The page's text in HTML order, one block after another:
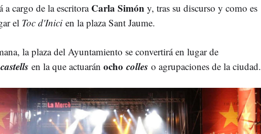
a cargo de la escritoraCarla Simón y, tras su discurso y como es
el Toc d'Inici en la plaza Sant Jaume.
la plaza del Ayuntamiento se convertirá en lugar de
castells en la que actuarán ocho colles o agrupaciones de la ciudad.